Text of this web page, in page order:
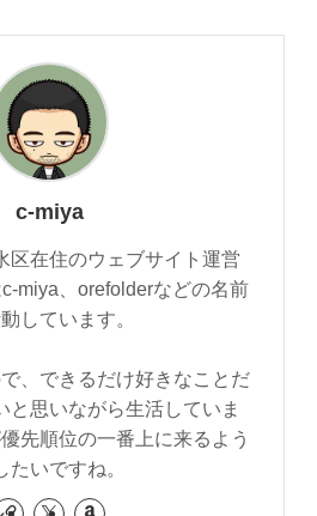
c-miya
区在住のウェブサイト運営
miya、orefolderなどの名前
しています。
、できるだけ好きなことだ
と思いながら生活していま
先順位の一番上に来るよう
たいですね。